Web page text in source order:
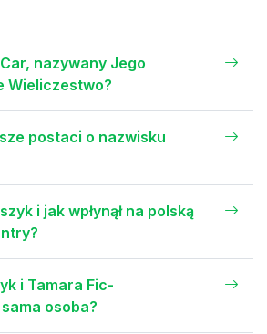
Car, nazywany Jego
Wieliczestwo?
postaci o nazwisku
i jak wpłynął na polską
i Tamara Fic-
osoba?